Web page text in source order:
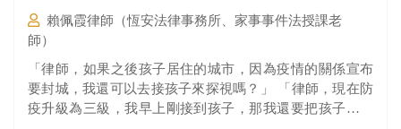
賴佩霞律師（恆安法律事務所、家事事件法授課老
師）
「律師，如果之後孩子居住的城市，因為疫情的關係宣布
要封城，我還可以去接孩子來探視嗎？」 「律師，現在防
疫升級為三級，我早上剛接到孩子，那我還要把孩子送回